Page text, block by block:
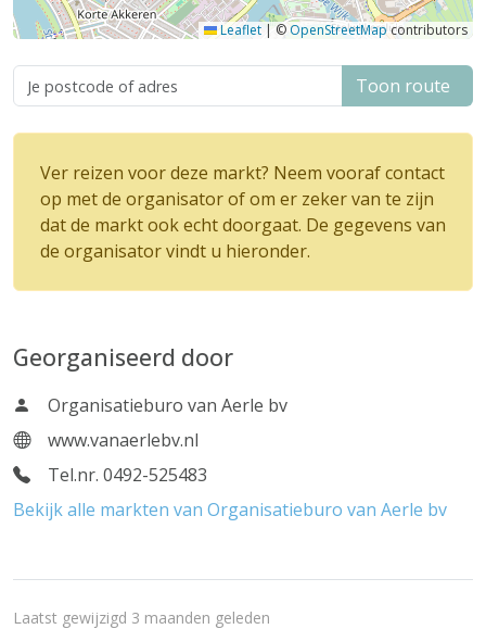
Leaflet |©OpenStreetMapcontributors
Toon route
Ver reizen voor deze markt? Neem vooraf contact
op met de organisator of om er zeker van te zijn
dat de markt ook echt doorgaat. De gegevens van
de organisator vindt u hieronder.
Georganiseerd door
Organisatieburo van Aerle bv
www.vanaerlebv.nl
Tel.nr. 0492-525483
Bekijk alle markten van Organisatieburo van Aerle bv
Laatst gewijzigd 3 maanden geleden